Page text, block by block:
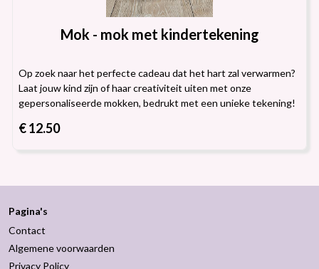
Mok - mok met kindertekening
Op zoek naar het perfecte cadeau dat het hart zal verwarmen?
Laat jouw kind zijn of haar creativiteit uiten met onze
gepersonaliseerde mokken, bedrukt met een unieke tekening!
€ 12.50
Pagina's
Contact
Algemene voorwaarden
Privacy Policy